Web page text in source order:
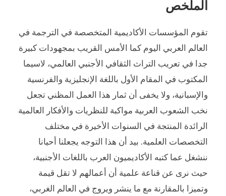
الملخص
تقوم المؤسسات الأكاديمية المتخصصة في الترجمة في
العالم العربي اليوم كما الأمس القريب بمجهودات كبيرة
جدا في تعريب التراث الثقافي الأجنبي العالمي، لاسيما
المكتوب في المقام الأول باللغة الإنجليزية والفرنسية
والإسبانية، ولا يخفى أن ثمار هذا العمل المظني تجعل
نخب الشعوب العربية مواكبة للنظريات والأفكار العالمية
الرائدة المنتجة في السنوات الأخيرة في مختلف
التخصصات العلمية. بيد أن هذا التوجه يجعلنا أحيانا
ننشغل عما كتبه الأكاديميون العرب باللغات الأجنبية،
حيث نرى عن قناعة علمية أن أعمالهم لا تقل قيمة
وتميزا بالمقارنة مع ما ينشر ويروج في العالم الغربي،